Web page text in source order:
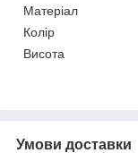
Матеріал
Колір
Висота
Умови доставки